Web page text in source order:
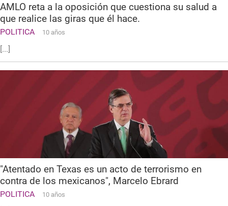
AMLO reta a la oposición que cuestiona su salud a
que realice las giras que él hace.
POLITICA 10 años
[...]
"Atentado en Texas es un acto de terrorismo en
contra de los mexicanos", Marcelo Ebrard
POLITICA 10 años